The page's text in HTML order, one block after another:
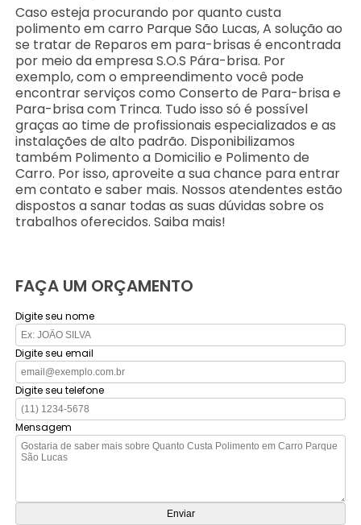
Caso esteja procurando por quanto custa
polimento em carro Parque São Lucas, A solução ao
se tratar de Reparos em para-brisas é encontrada
por meio da empresa S.O.S Pára-brisa. Por
exemplo, com o empreendimento você pode
encontrar serviços como Conserto de Para-brisa e
Para-brisa com Trinca. Tudo isso só é possível
graças ao time de profissionais especializados e as
instalações de alto padrão. Disponibilizamos
também Polimento a Domicilio e Polimento de
Carro. Por isso, aproveite a sua chance para entrar
em contato e saber mais. Nossos atendentes estão
dispostos a sanar todas as suas dúvidas sobre os
trabalhos oferecidos. Saiba mais!
FAÇA UM ORÇAMENTO
Digite seu nome
Digite seu email
Digite seu telefone
Mensagem